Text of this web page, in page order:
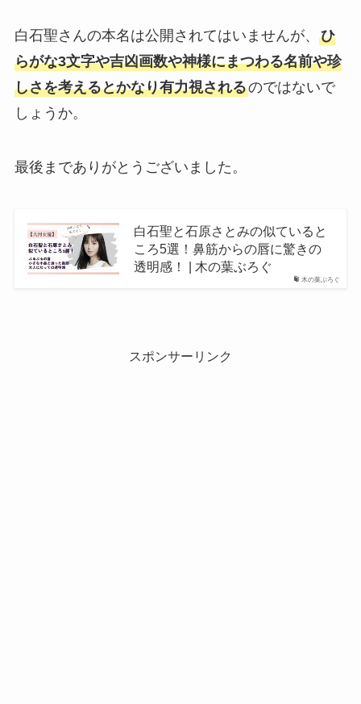
白石聖さんの本名は公開されてはいませんが、 ひ
らがな3文字や吉凶画数や神様にまつわる名前や珍
しさを考えるとかなり有力視されるのではないで
しょうか。
最後までありがとうございました。
木の葉ぶろぐ
白石聖と石原さとみの似ていると
ころ5選！鼻筋からの唇に驚きの
透明感！ | 木の葉ぶろぐ
スポンサーリンク